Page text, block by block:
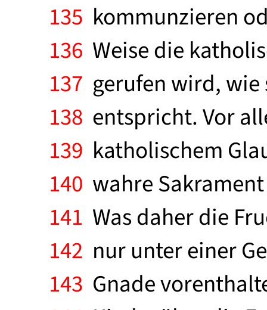
135 kommunzieren
136 Weise die
137 gerufen wird, wie
138 entspricht. Vor
139 katholischem
140 wahre
141 Was daher die
142 nur unter einer
143 Gnade